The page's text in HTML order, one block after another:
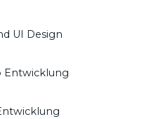
UI Design
Entwicklung